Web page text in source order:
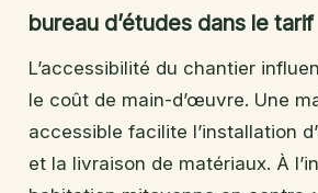
bureau d’études dans le tarif
L’accessibilité du chantier
le coût de main-d’œuvre. Une
accessible facilite l’installation
et la livraison de matériaux. À